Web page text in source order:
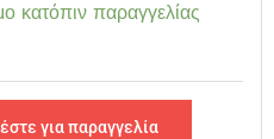
κατόπιν παραγγελίας
για παραγγελία